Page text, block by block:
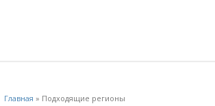
Главная » Подходящие регионы